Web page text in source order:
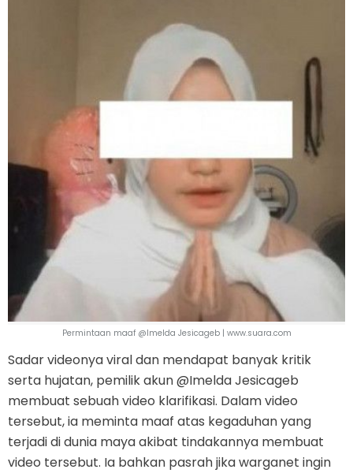
Permintaan maaf @Imelda Jesicageb | www.suara.com
Sadar videonya viral dan mendapat banyak kritik
serta hujatan, pemilik akun @Imelda Jesicageb
membuat sebuah video klarifikasi. Dalam video
tersebut, ia meminta maaf atas kegaduhan yang
terjadi di dunia maya akibat tindakannya membuat
video tersebut. Ia bahkan pasrah jika warganet ingin